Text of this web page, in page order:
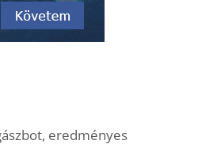
, eredményes